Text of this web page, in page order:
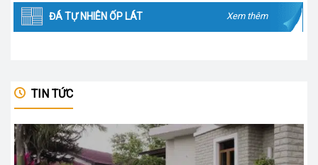
ĐÁ TỰ NHIÊN ỐP LÁT Xem thêm
TIN TỨC